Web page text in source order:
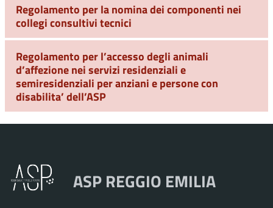
Regolamento per la nomina dei componenti nei
collegi consultivi tecnici
Regolamento per l’accesso degli animali
d’affezione nei servizi residenziali e
semiresidenziali per anziani e persone con
disabilita’ dell’ASP
ASP REGGIO EMILIA